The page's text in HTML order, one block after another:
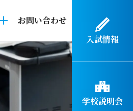
入試情報
学校説明会
お問い合わせ